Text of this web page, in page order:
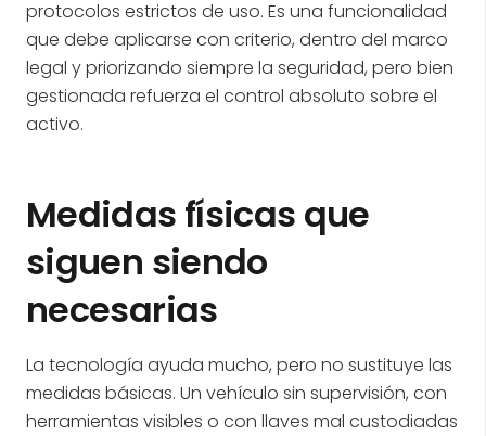
protocolos estrictos de uso. Es una funcionalidad
que debe aplicarse con criterio, dentro del marco
legal y priorizando siempre la seguridad, pero bien
gestionada refuerza el control absoluto sobre el
activo.
Medidas físicas que
siguen siendo
necesarias
La tecnología ayuda mucho, pero no sustituye las
medidas básicas. Un vehículo sin supervisión, con
herramientas visibles o con llaves mal custodiadas